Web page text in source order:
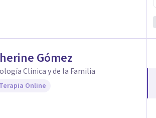
Gómez
Clínica y de la Familia
Terapia Online